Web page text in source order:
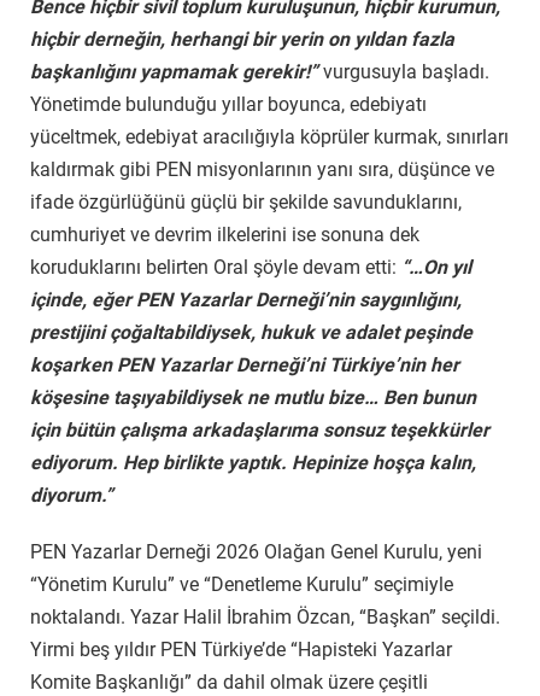
Bence hiçbir sivil toplum kuruluşunun, hiçbir kurumun,
hiçbir derneğin, herhangi bir yerin on yıldan fazla
başkanlığını yapmamak gerekir!”vurgusuyla başladı.
Yönetimde bulunduğu yıllar boyunca, edebiyatı
yüceltmek, edebiyat aracılığıyla köprüler kurmak, sınırları
kaldırmak gibi PEN misyonlarının yanı sıra, düşünce ve
ifade özgürlüğünü güçlü bir şekilde savunduklarını,
cumhuriyet ve devrim ilkelerini ise sonuna dek
koruduklarını belirten Oral şöyle devam etti: “…On yıl
içinde, eğer PEN Yazarlar Derneği’nin saygınlığını,
prestijini çoğaltabildiysek, hukuk ve adalet peşinde
koşarken PEN Yazarlar Derneği’ni Türkiye’nin her
köşesine taşıyabildiysek ne mutlu bize… Ben bunun
için bütün çalışma arkadaşlarıma sonsuz teşekkürler
ediyorum. Hep birlikte yaptık. Hepinize hoşça kalın,
diyorum.”
PEN Yazarlar Derneği 2026 Olağan Genel Kurulu, yeni
“Yönetim Kurulu” ve “Denetleme Kurulu” seçimiyle
noktalandı. Yazar Halil İbrahim Özcan, “Başkan” seçildi.
Yirmi beş yıldır PEN Türkiye’de “Hapisteki Yazarlar
Komite Başkanlığı” da dahil olmak üzere çeşitli